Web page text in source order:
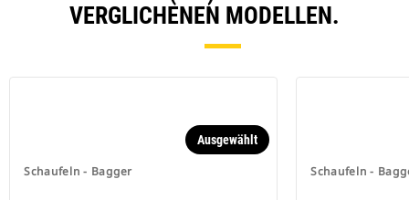
Schnellwechsleraufnahmen.
Spezielle CW-Schnellwechsler
besitzen eine Keilverriegelung zur
Spezielle CW-Schnellwechsler sind
VERGLICHENEN MODELLEN.
Schaufeln - Bagger
Ausgewählt
Schaufeln -